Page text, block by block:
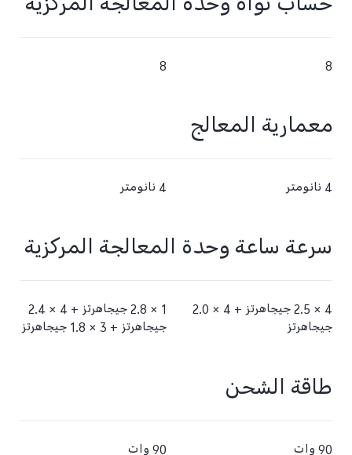
8
8
معمارية المعالج
4 نانومتر 4 نانومتر
سرعة ساعة وحدة المعالجة المركزية
4 × 2.5 جيجاهرتز + 4 × 2.0
جيجاهرتز
1 × 2.8 جيجاهرتز +‏ 4 × 2.4
جيجاهرتز +‏‏ 3 × 1.8 جيجاهرتز
طاقة الشحن